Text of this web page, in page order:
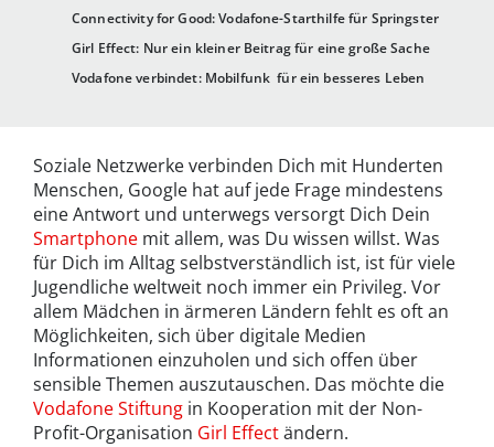
Connectivity for Good: Vodafone-Starthilfe für Springster
Girl Effect: Nur ein kleiner Beitrag für eine große Sache
Vodafone verbindet: Mobilfunk für ein besseres Leben
Soziale Netzwerke verbinden Dich mit Hunderten
Menschen, Google hat auf jede Frage mindestens
eine Antwort und unterwegs versorgt Dich Dein
Smartphone mit allem, was Du wissen willst. Was
für Dich im Alltag selbstverständlich ist, ist für viele
Jugendliche weltweit noch immer ein Privileg. Vor
allem Mädchen in ärmeren Ländern fehlt es oft an
Möglichkeiten, sich über digitale Medien
Informationen einzuholen und sich offen über
sensible Themen auszutauschen. Das möchte die
Vodafone Stiftung in Kooperation mit der Non-
Profit-Organisation Girl Effectändern.